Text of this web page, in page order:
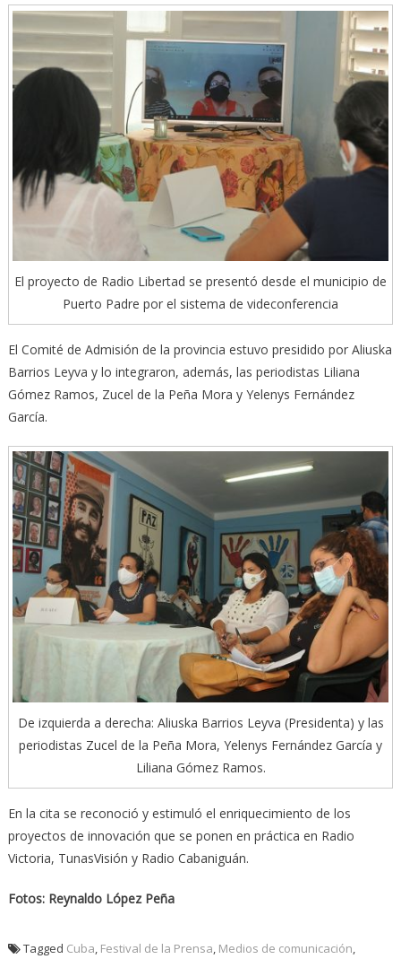
El proyecto de Radio Libertad se presentó desde el municipio de
Puerto Padre por el sistema de videconferencia
El Comité de Admisión de la provincia estuvo presidido por Aliuska
Barrios Leyva y lo integraron, además, las periodistas Liliana
Gómez Ramos, Zucel de la Peña Mora y Yelenys Fernández
García.
De izquierda a derecha: Aliuska Barrios Leyva (Presidenta) y las
periodistas Zucel de la Peña Mora, Yelenys Fernández García y
Liliana Gómez Ramos.
En la cita se reconoció y estimuló el enriquecimiento de los
proyectos de innovación que se ponen en práctica en Radio
Victoria, TunasVisión y Radio Cabaniguán.
Fotos: Reynaldo López Peña
Tagged Cuba, Festival de la Prensa, Medios de comunicación,